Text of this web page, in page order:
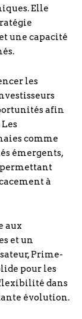
Elle
une capacité
les
afin
comme
émergents,
permettant
à
aux
et un
Prime-
pour les
dans
évolution.